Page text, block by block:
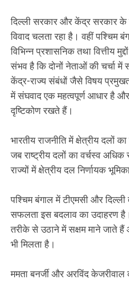
दिल्ली सरकार और केंद्र सरकार
विवाद चलता रहा है। वहीं पश्चिम
विभिन्न प्रशासनिक तथा वित्तीय
संभव है कि दोनों नेताओं की चर्चा में
केंद्र-राज्य संबंधों जैसे विषय
में संघवाद एक महत्वपूर्ण आधार है
दृष्टिकोण रखते हैं।
भारतीय राजनीति में क्षेत्रीय दलों
जब राष्ट्रीय दलों का वर्चस्व
राज्यों में क्षेत्रीय दल निर्णायक
पश्चिम बंगाल में टीएमसी और
सफलता इस बदलाव का उदाहरण है।
तरीके से उठाने में सक्षम माने जाते
भी मिलता है।
ममता बनर्जी और अरविंद